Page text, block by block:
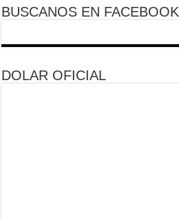
BUSCANOS EN FACEBOOK
DOLAR OFICIAL